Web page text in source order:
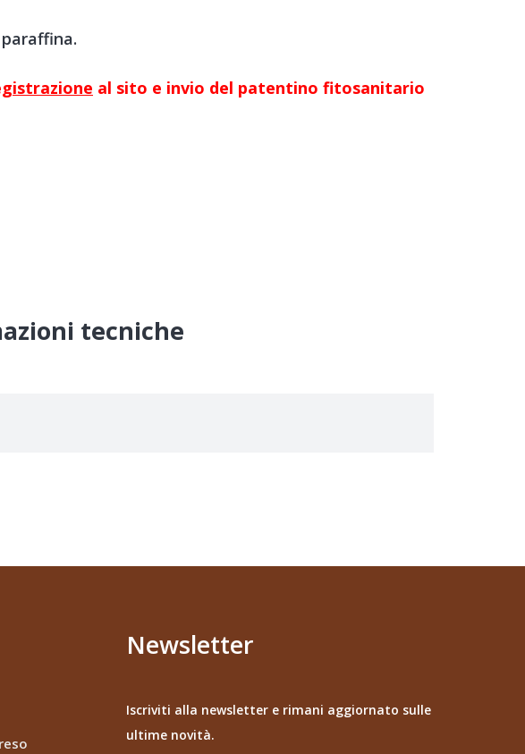
al sito e invio del patentino fitosanitario
tecniche
Newsletter
Iscriviti alla newsletter e rimani aggiornato sulle
ultime novità.